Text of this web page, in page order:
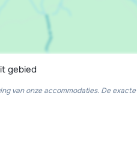
waarvan twee met
badkamers, waarvan één
binnen- als buitenom te
gebied
van onze accommodaties. De